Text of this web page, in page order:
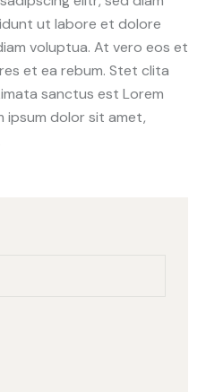
ut labore et dolore
voluptua. At vero eos et
et ea rebum. Stet clita
sanctus est Lorem
ipsum dolor sit amet,